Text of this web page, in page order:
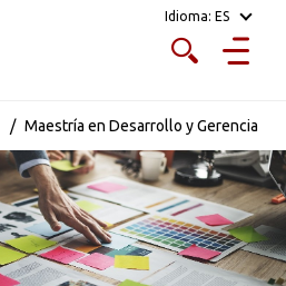
Idioma: ES
Maestría en Desarrollo y Gerencia